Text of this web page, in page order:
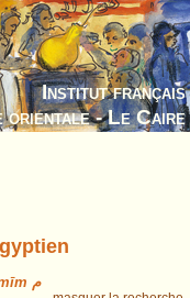
Institut français
orientale - Le Caire
mīm م